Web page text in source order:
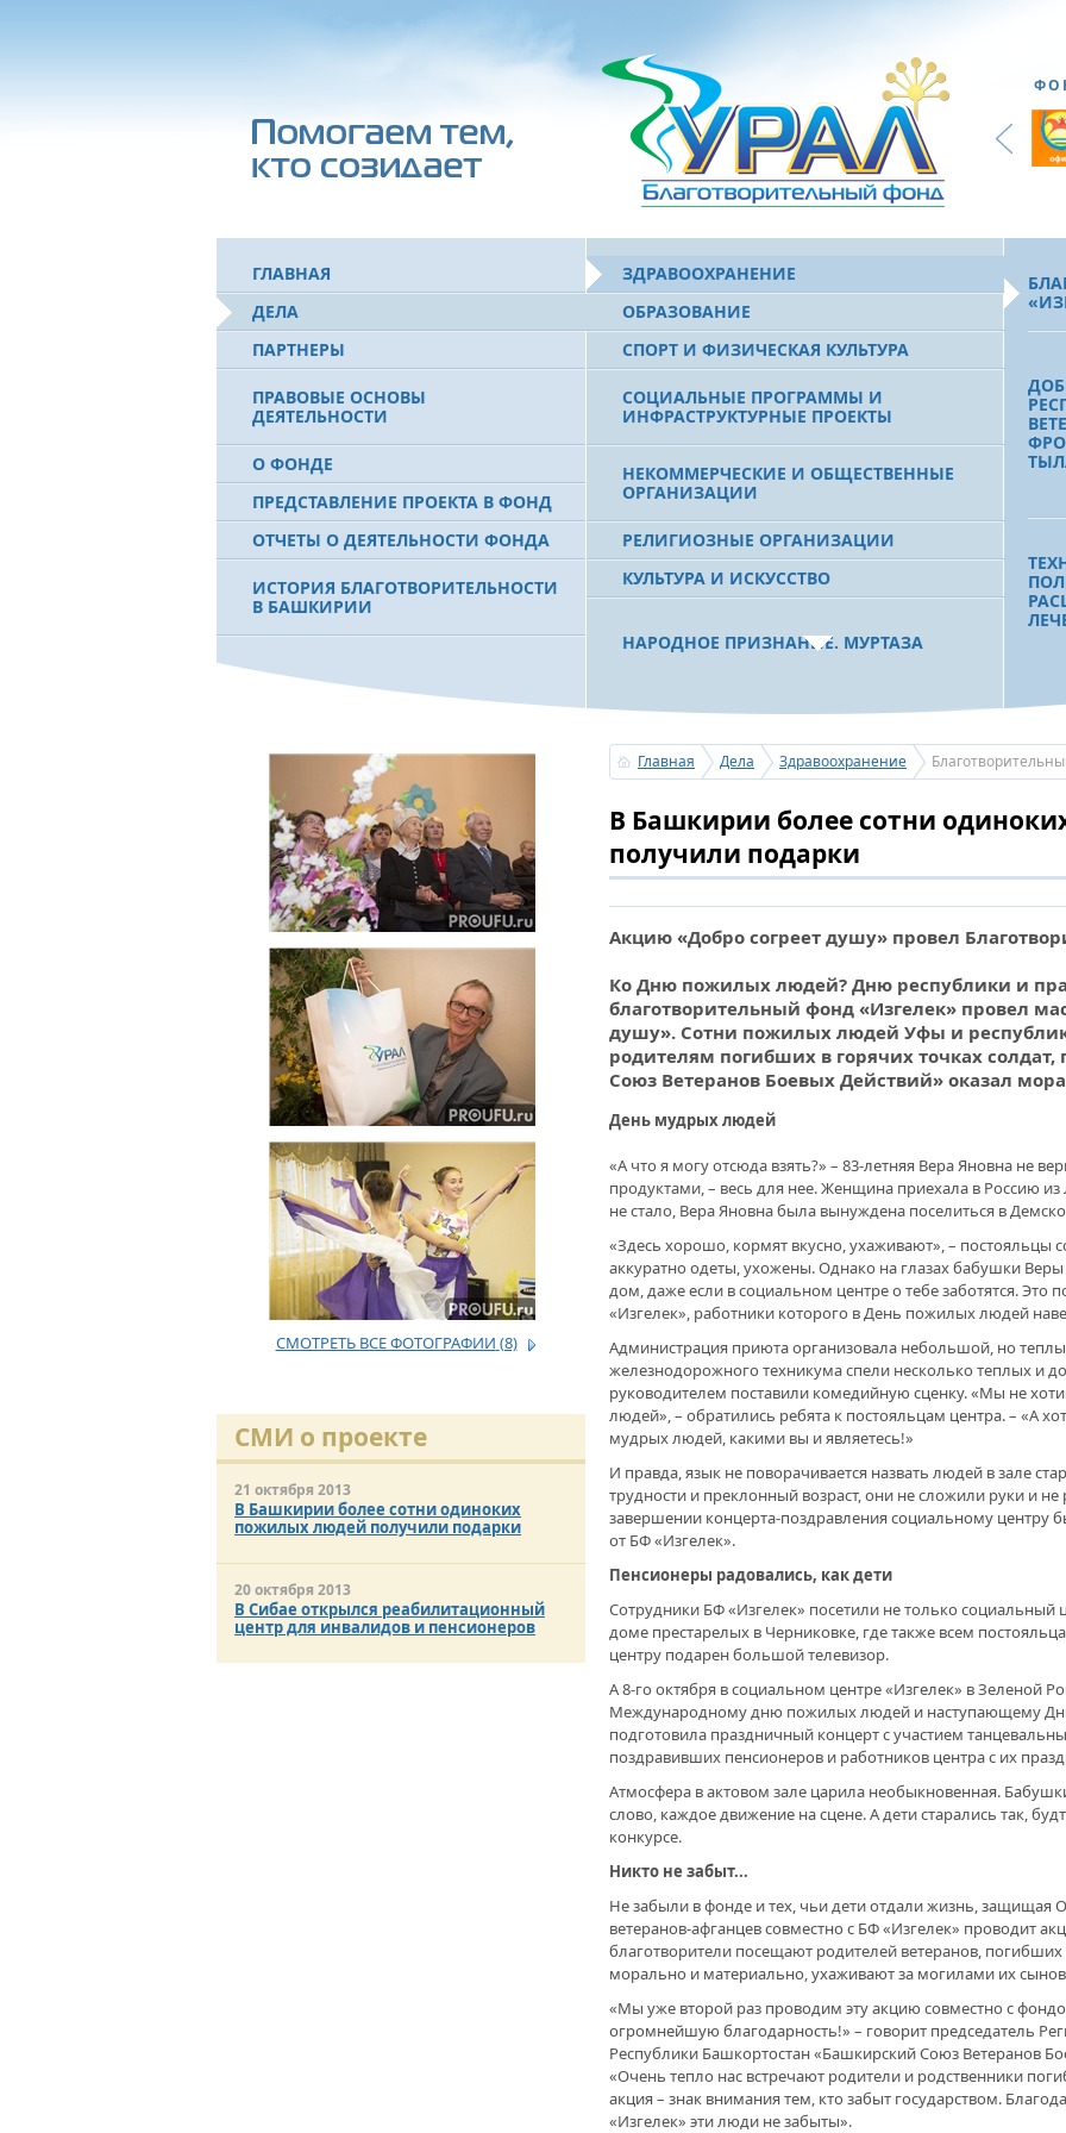
ГЛАВНАЯ
ДЕЛА
ПАРТНЕРЫ
ПРАВОВЫЕ ОСНОВЫ
ДЕЯТЕЛЬНОСТИ
О ФОНДЕ
ПРЕДСТАВЛЕНИЕ ПРОЕКТА В ФОНД
ОТЧЕТЫ О ДЕЯТЕЛЬНОСТИ ФОНДА
ИСТОРИЯ БЛАГОТВОРИТЕЛЬНОСТИ
В БАШКИРИИ
МУРТАЗЕ РАХИМОВЕ
ЗДРАВООХРАНЕНИЕ
ОБРАЗОВАНИЕ
СПОРТ И ФИЗИЧЕСКАЯ КУЛЬТУРА
СОЦИАЛЬНЫЕ ПРОГРАММЫ И
ИНФРАСТРУКТУРНЫЕ ПРОЕКТЫ
НЕКОММЕРЧЕСКИЕ И ОБЩЕСТВЕННЫЕ
ОРГАНИЗАЦИИ
РЕЛИГИОЗНЫЕ ОРГАНИЗАЦИИ
КУЛЬТУРА И ИСКУССТВО
НАРОДНОЕ ПРИЗНАНИЕ. МУРТАЗА
ПОЗДРАВЛЕНИЕ ПЕРВОГО ПРЕЗИДЕНТА
БАШКОРТОСТАНА, ПРЕДСЕДАТЕЛЯ
СОВЕТА БЛАГОТВОРИТЕЛЬНОГО ФОНДА
«УРАЛ» М.Г.РАХИМОВА
БАШКИРСКИХ РОДОВ»
ОГОНЬ - СУДЬЯ БЕСПЕЧНОСТИ ЛЮДЕЙ.
ПОЖАРОВ МЕНЬШЕ НЕ СТАНОВИТСЯ
ДРУЖБА НЕ СЛАБЕЕТ. СОСТОЯЛАСЬ
ВСТРЕЧА ДВУХ РУКОВОДИТЕЛЕЙ
В ДОМЕ СВОЕМ. ОБ УНИКАЛЬНОЙ
ЖИЛИЩНОЙ ПРОГРАММЕ
ВНОВЬ О КАРИМЕ ХАКИМОВЕ. ИМЯ
СОВЕТСКОГО ДИПЛОМАТА ОБЪЕДИНЯЕТ
ДВА ГОСУДАРСТВА
ДО ГЛУБИНЫ ДУШИ. ФИЛЬМЫ БУЛАТА
ЮСУПОВА ПОКАЗАЛИ В КАЗАХСТАНЕ
ИНТЕРВЬЮ С ГЛАВРЕДОМ ГАЗЕТЫ
«ВЕТЕРАН БАШКОРТОСТАНА»
МЕМОРИАЛ СОБРАЛ СОСЛУЖИВЦЕВ. УФА
ОТМЕТИЛА 101-Ю ГОДОВЩИНУ
ОБРАЗОВАНИЯ ПОГРАНИЧНЫХ ВОЙСК
РОССИИ
СМОТРЕТЬ ВСЕ ФОТОГРАФИИ (8)
СМИ о проекте
21 октября 2013
В Башкирии более сотни одиноких
пожилых людей получили подарки
20 октября 2013
В Сибае открылся реабилитационный
центр для инвалидов и пенсионеров
Главная Дела Здравоохранение
В Башкирии более сотни
получили подарки
Акцию «Добро согреет душу» провел
Ко Дню пожилых людей? Дню республики и
благотворительный фонд «Изгелек» провел
душу». Сотни пожилых людей Уфы и
родителям погибших в горячих точках
Союз Ветеранов Боевых Действий» оказал
День мудрых людей
«А что я могу отсюда взять?» – 83-летняя Вера Яновна не
продуктами, – весь для нее. Женщина приехала в Россию
не стало, Вера Яновна была вынуждена поселиться в
«Здесь хорошо, кормят вкусно, ухаживают», – постояльцы
аккуратно одеты, ухожены. Однако на глазах бабушки
дом, даже если в социальном центре о тебе заботятся.
«Изгелек», работники которого в День пожилых людей
Администрация приюта организовала небольшой, но
железнодорожного техникума спели несколько теплых и
руководителем поставили комедийную сценку. «Мы не
людей», – обратились ребята к постояльцам центра. – «А
мудрых людей, какими вы и являетесь!»
И правда, язык не поворачивается назвать людей в зале
трудности и преклонный возраст, они не сложили руки и
завершении концерта-поздравления социальному центру
от БФ «Изгелек».
Пенсионеры радовались, как дети
Сотрудники БФ «Изгелек» посетили не только социальный
доме престарелых в Черниковке, где также всем
центру подарен большой телевизор.
А 8-го октября в социальном центре «Изгелек» в Зеленой
Международному дню пожилых людей и наступающему
подготовила праздничный концерт с участием
поздравивших пенсионеров и работников центра с их
Атмосфера в актовом зале царила необыкновенная.
слово, каждое движение на сцене. А дети старались так,
конкурсе.
Никто не забыт...
Не забыли в фонде и тех, чьи дети отдали жизнь, защищая
ветеранов-афганцев совместно с БФ «Изгелек» проводит
благотворители посещают родителей ветеранов,
морально и материально, ухаживают за могилами их
«Мы уже второй раз проводим эту акцию совместно с
огромнейшую благодарность!» – говорит председатель
Республики Башкортостан «Башкирский Союз Ветеранов
«Очень тепло нас встречают родители и родственники
акция – знак внимания тем, кто забыт государством.
«Изгелек» эти люди не забыты».